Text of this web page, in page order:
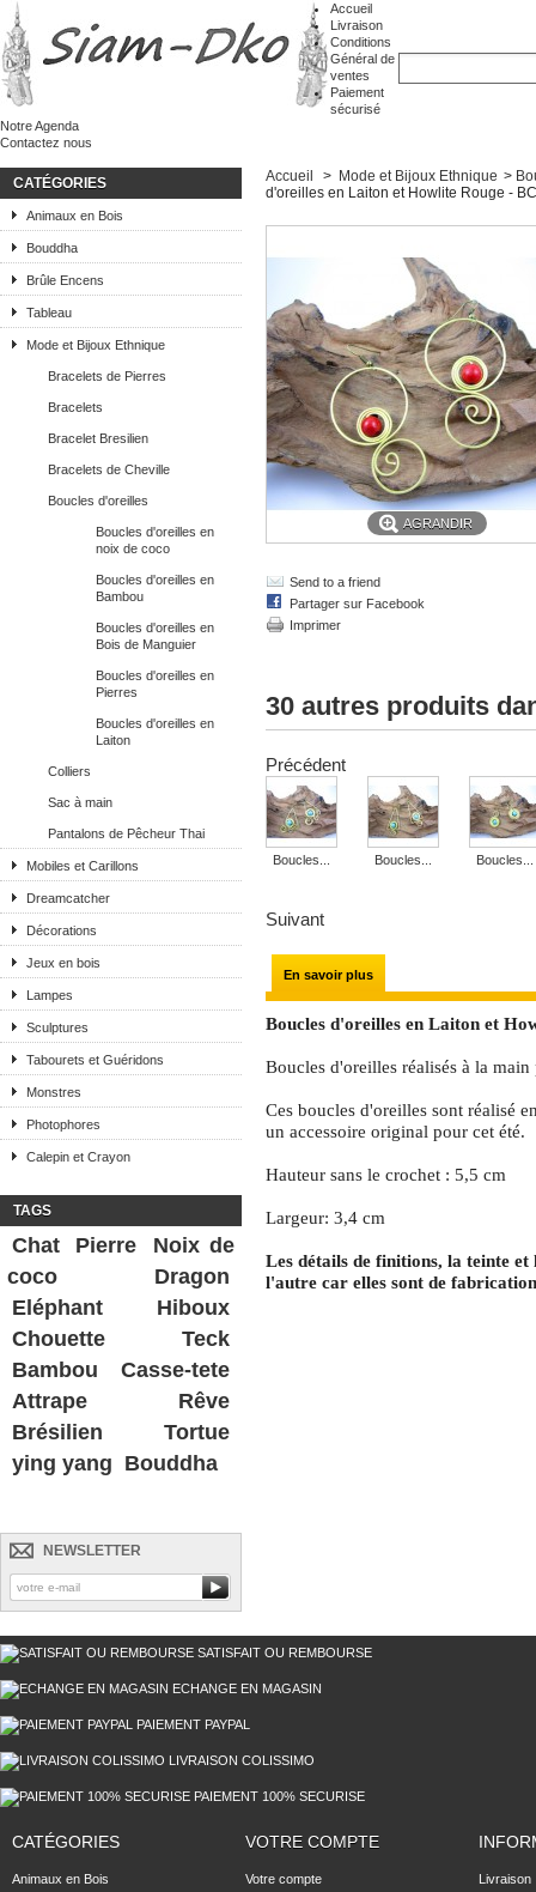
Accueil
Livraison
Conditions
Général de
ventes
Paiement
sécurisé
Notre Agenda
Contactez nous
CATÉGORIES
Animaux en Bois
Bouddha
Brûle Encens
Tableau
Mode et Bijoux Ethnique
Bracelets de Pierres
Bracelets
Bracelet Bresilien
Bracelets de Cheville
Boucles d'oreilles
Boucles d'oreilles en
noix de coco
Boucles d'oreilles en
Bambou
Boucles d'oreilles en
Bois de Manguier
Boucles d'oreilles en
Pierres
Boucles d'oreilles en
Laiton
Colliers
Sac à main
Pantalons de Pêcheur Thai
Mobiles et Carillons
Dreamcatcher
Décorations
Jeux en bois
Lampes
Sculptures
Tabourets et Guéridons
Monstres
Photophores
Calepin et Crayon
TAGS
Chat Pierre
Noix de
coco
Dragon
Eléphant
Hiboux
Chouette
Teck
Bambou
Casse-tete
Attrape Rêve
Brésilien
Tortue
ying yang Bouddha
NEWSLETTER
Accueil > Mode et Bijoux Ethnique >
d'oreilles en Laiton et Howlite Rouge -
AGRANDIR
Send to a friend
Partager sur Facebook
Imprimer
30 autres produits
Précédent
Boucles... Boucles... Boucles...
Suivant
En savoir plus
Boucles d'oreilles en Laiton et
Boucles d'oreilles réalisés à la
Ces boucles d'oreilles sont réalisé
un accessoire original pour cet été.
Hauteur sans le crochet : 5,5 cm
Largeur: 3,4 cm
Les détails de finitions, la teinte
l'autre car elles sont de
SATISFAIT OU REMBOURSE
ECHANGE EN MAGASIN
PAIEMENT PAYPAL
LIVRAISON COLISSIMO
PAIEMENT 100% SECURISE
CATÉGORIES
Animaux en Bois
VOTRE COMPTE
Votre compte Livraison